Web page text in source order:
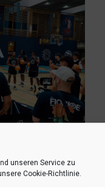
unseren Service zu
Cookie-Richtlinie.
NBA-Stars Franz